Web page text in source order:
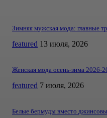
Зимняя мужская мода: главные
featured 13 июля, 2026
Женская мода осень-зима 2026-
featured 7 июля, 2026
Белые бермуды вместо